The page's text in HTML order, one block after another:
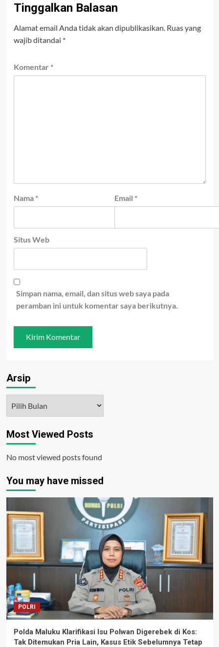
Tinggalkan Balasan
Alamat email Anda tidak akan dipublikasikan. Ruas yang
wajib ditandai *
Komentar *
Nama * Email *
Situs Web
Simpan nama, email, dan situs web saya pada
peramban ini untuk komentar saya berikutnya.
Arsip
Most Viewed Posts
No most viewed posts found
You may have missed
POLRI
Polda Maluku Klarifikasi Isu Polwan Digerebek di Kos:
Tak Ditemukan Pria Lain, Kasus Etik Sebelumnya Tetap